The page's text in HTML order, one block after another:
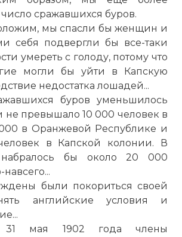
сражавшихся буров.
мы спасли бы женщин и
себя подвергли бы все-таки
умереть с голоду, потому что
могли бы уйти в Капскую
недостатка лошадей...
буров уменьшилось
не превышало 10 000 человек в
в Оранжевой Республике и
в Капской колонии. В
бы около 20 000
были покориться своей
английские условия и
31 мая 1902 года члены
бронепоезд в сражении у
(Западный фронт).